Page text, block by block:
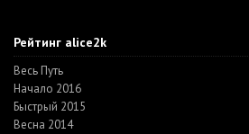
Рейтинг alice2k
Весь Путь
Начало 2016
Быстрый 2015
Весна 2014